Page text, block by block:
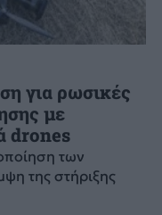
για ρωσικές
με
drones
των
της στήριξης